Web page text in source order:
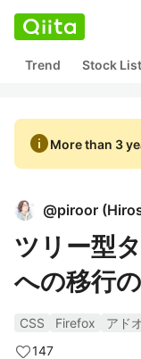
Trend Stock List
infoMore than 3
@piroor (
ツリー型
への移行
CSS Firefox アド
147